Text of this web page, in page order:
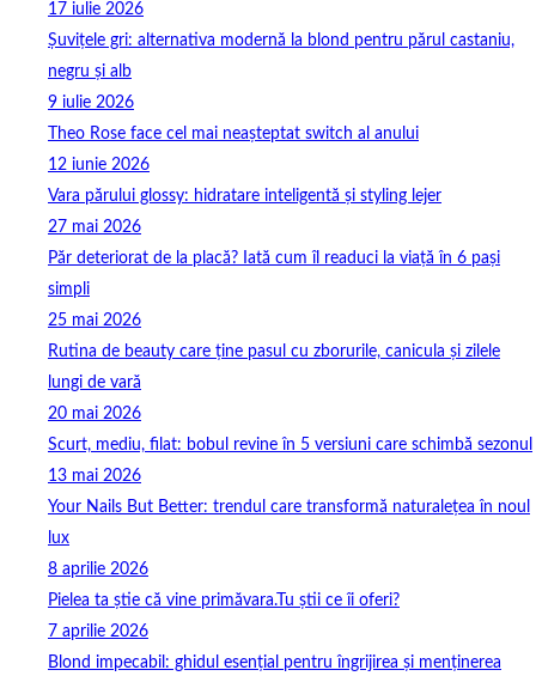
17 iulie 2026
Șuvițele gri: alternativa modernă la blond pentru părul castaniu,
negru și alb
9 iulie 2026
Theo Rose face cel mai neașteptat switch al anului
12 iunie 2026
Vara părului glossy: hidratare inteligentă și styling lejer
27 mai 2026
Păr deteriorat de la placă? Iată cum îl readuci la viață în 6 pași
simpli
25 mai 2026
Rutina de beauty care ține pasul cu zborurile, canicula și zilele
lungi de vară
20 mai 2026
Scurt, mediu, filat: bobul revine în 5 versiuni care schimbă sezonul
13 mai 2026
Your Nails But Better: trendul care transformă naturalețea în noul
lux
8 aprilie 2026
Pielea ta știe că vine primăvara.Tu știi ce îi oferi?
7 aprilie 2026
Blond impecabil: ghidul esențial pentru îngrijirea și menținerea